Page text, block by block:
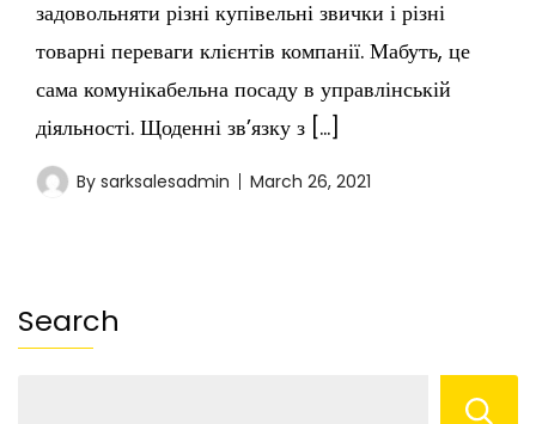
задовольняти різні купівельні звички і різні
товарні переваги клієнтів компанії. Мабуть, це
сама комунікабельна посаду в управлінській
діяльності. Щоденні зв’язку з […]
By sarksalesadmin March 26, 2021
Search